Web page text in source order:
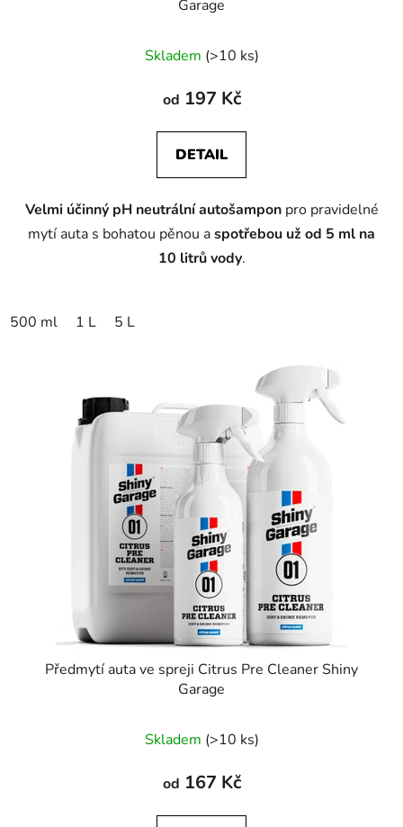
Garage
Skladem (>10 ks)
od 197 Kč
DETAIL
Velmi účinný pH neutrální autošamponpro pravidelné
mytí auta s bohatou pěnou aspotřebou už od 5 ml na
10 litrů vody.
500 ml 1 L 5 L
Předmytí auta ve spreji Citrus Pre Cleaner Shiny
Garage
Skladem (>10 ks)
od 167 Kč